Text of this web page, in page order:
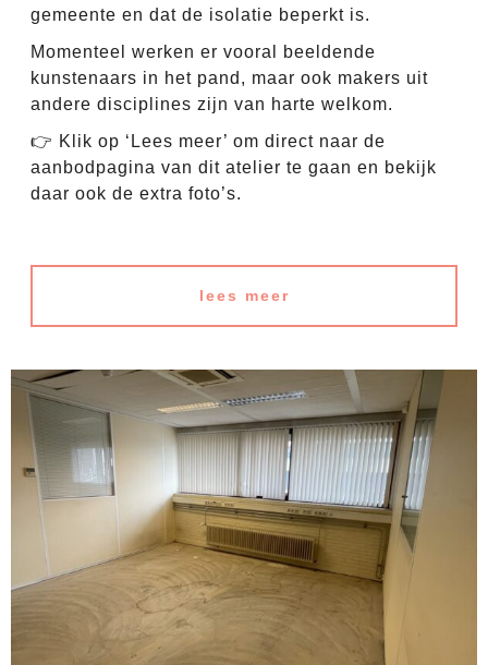
gemeente en dat de isolatie beperkt is.
Momenteel werken er vooral beeldende
kunstenaars in het pand, maar ook makers uit
andere disciplines zijn van harte welkom.
👉 Klik op ‘Lees meer’ om direct naar de
aanbodpagina van dit atelier te gaan en bekijk
daar ook de extra foto’s.
lees meer